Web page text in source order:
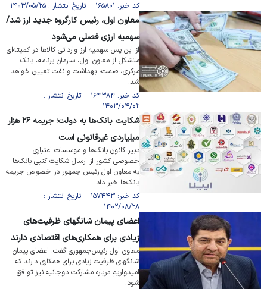
کد خبر: ۱۶۵۸۰۱ تاریخ انتشار : ۱۴۰۳/۰۵/۲۵
معاون اول، رئیس کارگروه جدید ارز شد/
سهمیه ارزی فصلی می‌شود
از این پس سهمیه ارز وارداتی کالاها در کمیته‌ای
متشکل از معاون اول، سازمان برنامه، بانک
مرکزی، صمت، بهداشت و نفت تعیین خواهد
شد.
کد خبر: ۱۶۴۳۸۴ تاریخ انتشار :
۱۴۰۳/۰۴/۰۲
شکایت بانک‌ها به دولت؛ جریمه ۲۶ هزار
میلیاردی غیرقانونی است
دبیر کانون بانک‌ها و موسسات اعتباری
خصوصی کشور از ارسال شکایت کتبی بانک‌ها
به معاون اول رئیس جمهور در خصوص جریمه
بانک‌ها خبر داد.
کد خبر: ۱۵۷۴۴۳ تاریخ انتشار :
۱۴۰۲/۰۸/۲۸
اعضای پیمان شانگهای ظرفیت‌های
زیادی برای همکاری‌های اقتصادی دارند
معاون اول رئیس‌جمهوری گفت: اعضای پیمان
شانگهای ظرفیت‌ زیادی برای همکاری‌ دارند که
امیدواریم درباره مشارکت دوجانبه نیز توافق
شود.